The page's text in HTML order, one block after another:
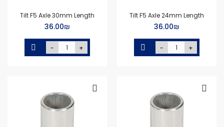
Tilt F5 Axle 24mm Length
₪‏36.00
- +
Tilt F5 Axle 30mm Length
₪‏36.00
- +